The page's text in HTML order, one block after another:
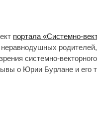
портала «Системно-
системно-
о Юрии Бурлане и его